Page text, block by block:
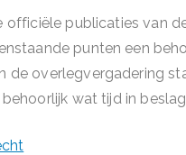
officiële publicaties van
punten een
de overlegvergadering
wat tijd in